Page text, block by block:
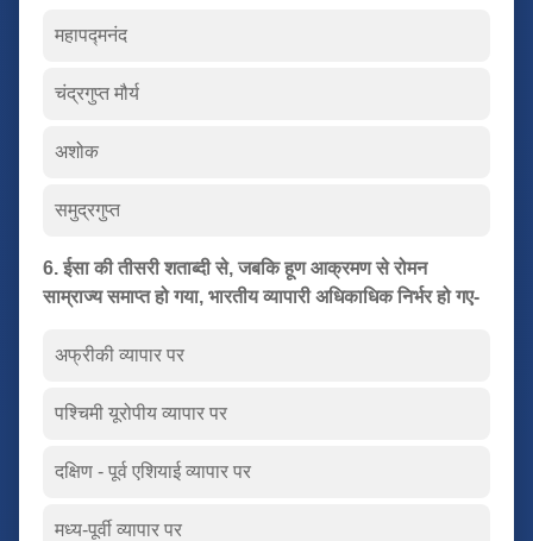
महापद्मनंद
चंद्रगुप्त मौर्य
अशोक
समुद्रगुप्त
6. ईसा की तीसरी शताब्दी से, जबकि हूण आक्रमण से रोमन
साम्राज्य समाप्त हो गया, भारतीय व्यापारी अधिकाधिक निर्भर हो गए-
अफ्रीकी व्यापार पर
पश्चिमी यूरोपीय व्यापार पर
दक्षिण - पूर्व एशियाई व्यापार पर
मध्य-पूर्वी व्यापार पर